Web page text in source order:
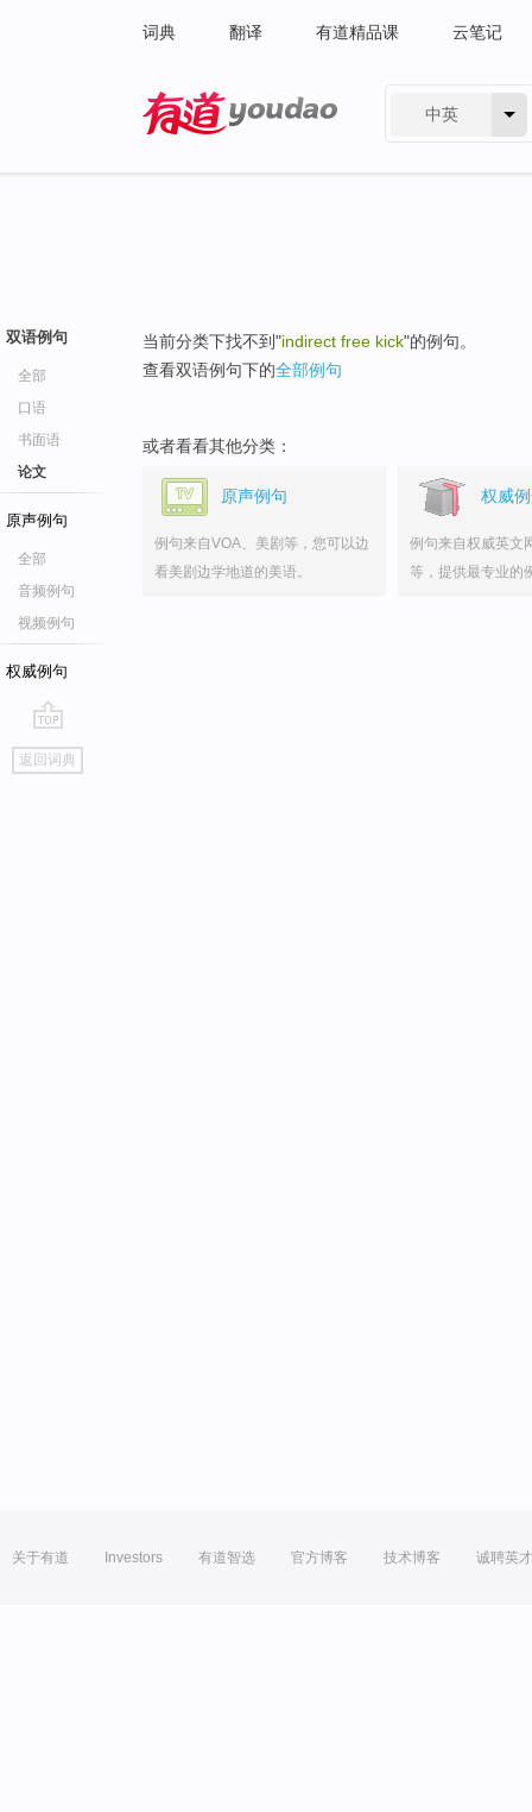
词典 翻译 有道精品课 云笔记
中英
双语例句
全部
口语
书面语
论文
原声例句
全部
音频例句
视频例句
权威例句
go
top
返回词典
当前分类下找不到"indirect free kick"的例句。
查看双语例句下的全部例句
或者看看其他分类：
原声例句
例句来自VOA、美剧等，您可以边
看美剧边学地道的美语。
权威
例句来自权威英文
等，提供最专业的
关于有道 Investors 有道智选 官方博客 技术博客 诚聘英才